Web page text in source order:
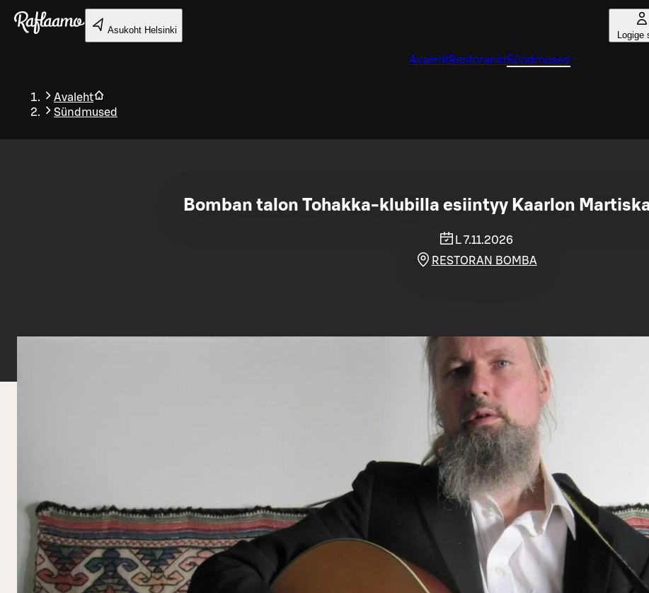
Liigu peamise sisu juurde
Asukoht Helsinki Logige
AvalehtRestoranidSündmused
Avaleht
Sündmused
Tagasi
Bomban talon Tohakka-klubilla esiintyy Kaarlon
L 7.11.2026
RESTORAN BOMBA